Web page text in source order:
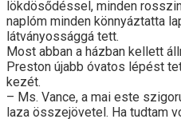
lökdösődéssel, minden
naplóm minden könnyáztatta
látványossággá tett.
Most abban a házban kellett
Preston újabb óvatos lépést
kezét.
– Ms. Vance, a mai este
laza összejövetel. Ha tudtam